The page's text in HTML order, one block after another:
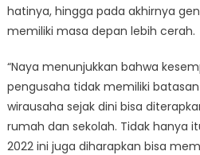
hatinya, hingga pada akhirnya
memiliki masa depan lebih cerah.
“Naya menunjukkan bahwa
pengusaha tidak memiliki
wirausaha sejak dini bisa
rumah dan sekolah. Tidak hanya
2022 ini juga diharapkan bisa